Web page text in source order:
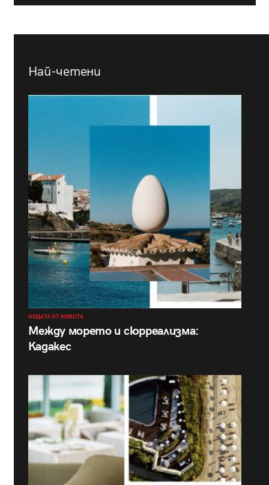
Най-четени
НЕЩАТА ОТ ЖИВОТА
Между морето и сюрреализма:
Кадакес